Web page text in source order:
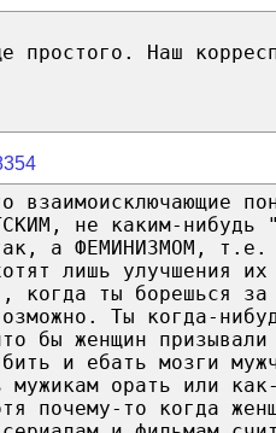
простого. Наш
взаимоисключающие
не каким-нибудь
а ФЕМИНИЗМОМ, т.е.
лишь улучшения их
когда ты борешься за
Ты когда-
бы женщин
и ебать мозги
мужикам орать или
почему-то когда